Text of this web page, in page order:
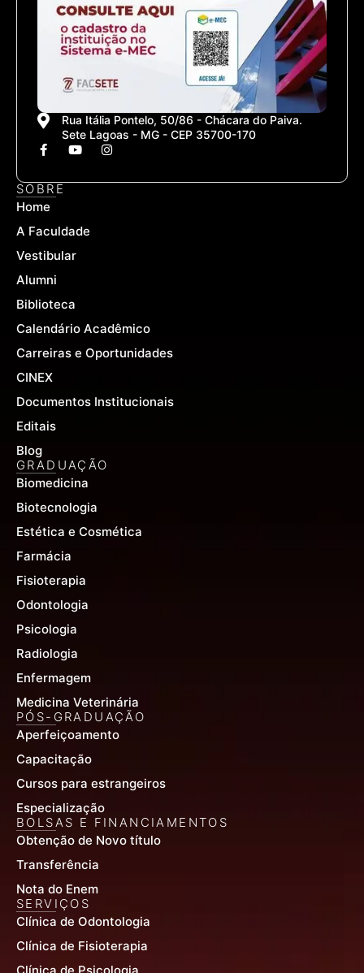
Rua Itália Pontelo, 50/86 - Chácara do Paiva.
Sete Lagoas - MG - CEP 35700-170
F
a
e
b
o
k
f
Y
t
I
n
t
SOBRE
Home
A Faculdade
Vestibular
Alumni
Biblioteca
Calendário Acadêmico
Carreiras e Oportunidades
CINEX
Documentos Institucionais
Editais
Blog
GRADUAÇÃO
Biomedicina
Biotecnologia
Estética e Cosmética
Farmácia
Fisioterapia
Odontologia
Psicologia
Radiologia
Enfermagem
Medicina Veterinária
PÓS-GRADUAÇÃO
Aperfeiçoamento
Capacitação
Cursos para estrangeiros
Especialização
BOLSAS E FINANCIAMENTOS
Obtenção de Novo título
Transferência
Nota do Enem
SERVIÇOS
Clínica de Odontologia
Clínica de Fisioterapia